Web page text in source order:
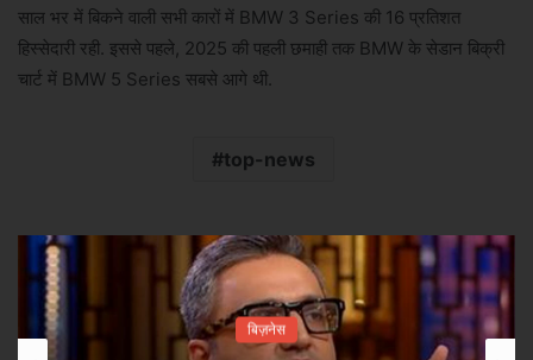
साल भर में बिकने वाली सभी कारों में BMW 3 Series की 16 प्रतिशत
हिस्सेदारी रही. इससे पहले, 2025 की पहली छमाही तक BMW के सेडान बिक्री
चार्ट में BMW 5 Series सबसे आगे थी.
top-news
बिज़नेस